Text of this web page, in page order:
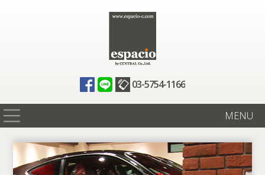
03-5754-1166
MENU
在庫情報
買取査定